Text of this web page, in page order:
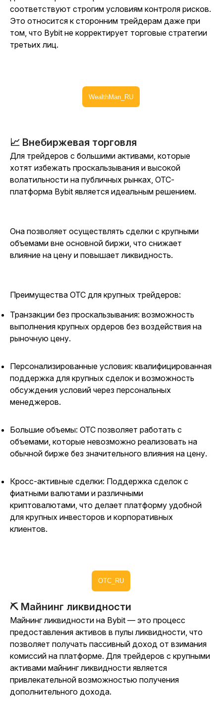
соответствуют строгим условиям контроля рисков.
Это относится к сторонним трейдерам даже при
том, что Bybit не корректирует торговые стратегии
третьих лиц.
WealthMan_RU
📈 Внебиржевая торговля
Для трейдеров с большими активами, которые
хотят избежать проскальзывания и высокой
волатильности на публичных рынках, OTC-
платформа Bybit является идеальным решением.
Она позволяет осуществлять сделки с крупными
объемами вне основной биржи, что снижает
влияние на цену и повышает ликвидность.
Преимущества OTC для крупных трейдеров:
Транзакции без проскальзывания: возможность
выполнения крупных ордеров без воздействия на
рыночную цену.
Персонализированные условия: квалифицированная
поддержка для крупных сделок и возможность
обсуждения условий через персональных
менеджеров.
Большие объемы: OTC позволяет работать с
объемами, которые невозможно реализовать на
обычной бирже без значительного влияния на цену.
Кросс-активные сделки: Поддержка сделок с
фиатными валютами и различными
криптовалютами, что делает платформу удобной
для крупных инвесторов и корпоративных
клиентов.
OTC_RU
⛏️ Майнинг ликвидности
Майнинг ликвидности на Bybit — это процесс
предоставления активов в пулы ликвидности, что
позволяет получать пассивный доход от взимания
комиссий на платформе. Для трейдеров с крупными
активами майнинг ликвидности является
привлекательной возможностью получения
дополнительного дохода.